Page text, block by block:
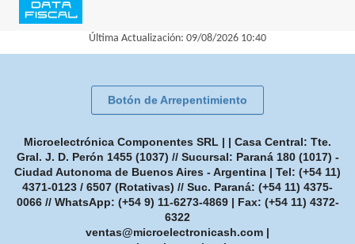
Última Actualización: 09/08/2026 10:40
Botón de Arrepentimiento
Microelectrónica Componentes SRL | | Casa Central: Tte.
Gral. J. D. Perón 1455 (1037) // Sucursal: Paraná 180 (1017) -
Ciudad Autonoma de Buenos Aires - Argentina | Tel: (+54 11)
4371-0123 / 6507 (Rotativas) // Suc. Paraná: (+54 11) 4375-
0066 // WhatsApp: (+54 9) 11-6273-4869| Fax: (+54 11) 4372-
6322
ventas@microelectronicash.com |